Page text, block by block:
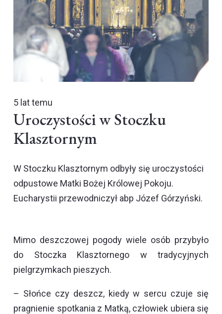
5 lat temu
Uroczystości w Stoczku
Klasztornym
W Stoczku Klasztornym odbyły się uroczystości
odpustowe Matki Bożej Królowej Pokoju.
Eucharystii przewodniczył abp Józef Górzyński.
Mimo deszczowej pogody wiele osób przybyło
do Stoczka Klasztornego w tradycyjnych
pielgrzymkach pieszych.
– Słońce czy deszcz, kiedy w sercu czuje się
pragnienie spotkania z Matką, człowiek ubiera się